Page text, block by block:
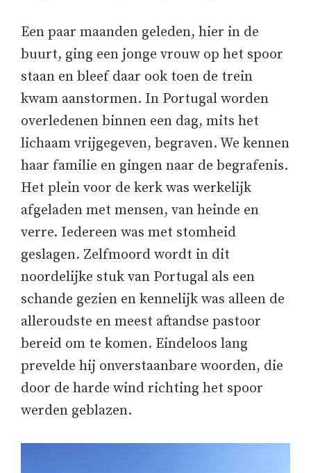
Een paar maanden geleden, hier in de
buurt, ging een jonge vrouw op het spoor
staan en bleef daar ook toen de trein
kwam aanstormen. In Portugal worden
overledenen binnen een dag, mits het
lichaam vrijgegeven, begraven. We kennen
haar familie en gingen naar de begrafenis.
Het plein voor de kerk was werkelijk
afgeladen met mensen, van heinde en
verre. Iedereen was met stomheid
geslagen. Zelfmoord wordt in dit
noordelijke stuk van Portugal als een
schande gezien en kennelijk was alleen de
alleroudste en meest aftandse pastoor
bereid om te komen. Eindeloos lang
prevelde hij onverstaanbare woorden, die
door de harde wind richting het spoor
werden geblazen.